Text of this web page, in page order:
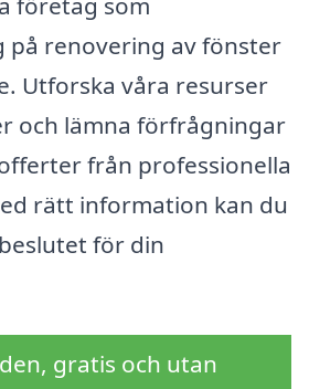
på renovering av fönster
Utforska våra resurser
och lämna förfrågningar
från professionella
rätt information kan du
för din
gratis och utan